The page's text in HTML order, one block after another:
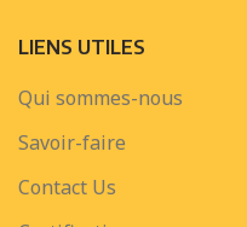
LIENS UTILES
Qui sommes-nous
Savoir-faire
Contact Us